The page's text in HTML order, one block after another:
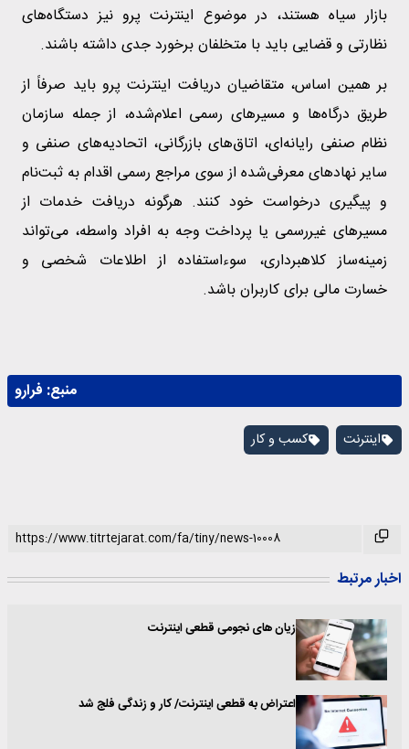
بازار سیاه هستند، در موضوع اینترنت پرو نیز دستگاه‌های
نظارتی و قضایی باید با متخلفان برخورد جدی داشته باشند.
بر همین اساس، متقاضیان دریافت اینترنت پرو باید صرفاً از
طریق درگاه‌ها و مسیرهای رسمی اعلام‌شده، از جمله سازمان
نظام صنفی رایانه‌ای، اتاق‌های بازرگانی، اتحادیه‌های صنفی و
سایر نهادهای معرفی‌شده از سوی مراجع رسمی اقدام به ثبت‌نام
و پیگیری درخواست خود کنند. هرگونه دریافت خدمات از
مسیرهای غیررسمی یا پرداخت وجه به افراد واسطه، می‌تواند
زمینه‌ساز کلاهبرداری، سوءاستفاده از اطلاعات شخصی و
خسارت مالی برای کاربران باشد.
منبع: فرارو
اینترنت کسب و کار
اخبار مرتبط
زیان های نجومی قطعی اینترنت
اعتراض به قطعی اینترنت/ کار و زندگی فلج شد